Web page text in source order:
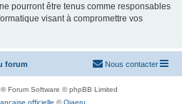
pourront être tenus comme responsables
visant à compromettre vos
forum Nous contacter
® Forum Software © phpBB Limited
officielle ©Qiaeru